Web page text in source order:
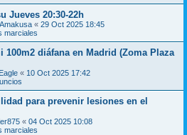
Jueves 20:30-22h
« 29 Oct 2025 18:45
marciales
100m2 diáfana en Madrid (Zoma Plaza
« 10 Oct 2025 17:42
para prevenir lesiones en el
« 04 Oct 2025 10:08
marciales